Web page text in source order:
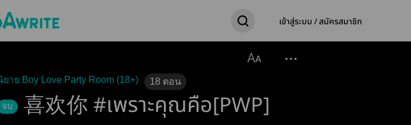
เข้าสู่ระบบ / สมัครสมาชิก
ยาย Boy Love Party Room (18+) 18 ตอน
จบ 喜欢你 #เพราะคุณคือ[PWP]​